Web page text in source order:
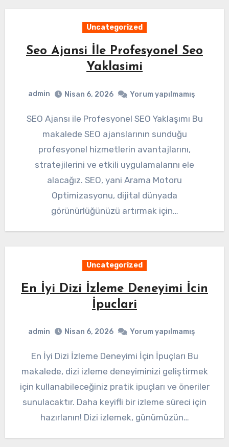
Uncategorized
Seo Ajansi İle Profesyonel Seo
Yaklasimi
admin Nisan 6, 2026 Yorum yapılmamış
SEO Ajansı ile Profesyonel SEO Yaklaşımı Bu
makalede SEO ajanslarının sunduğu
profesyonel hizmetlerin avantajlarını,
stratejilerini ve etkili uygulamalarını ele
alacağız. SEO, yani Arama Motoru
Optimizasyonu, dijital dünyada
görünürlüğünüzü artırmak için…
Uncategorized
En İyi Dizi İzleme Deneyimi İcin
İpuclari
admin Nisan 6, 2026 Yorum yapılmamış
En İyi Dizi İzleme Deneyimi İçin İpuçları Bu
makalede, dizi izleme deneyiminizi geliştirmek
için kullanabileceğiniz pratik ipuçları ve öneriler
sunulacaktır. Daha keyifli bir izleme süreci için
hazırlanın! Dizi izlemek, günümüzün…